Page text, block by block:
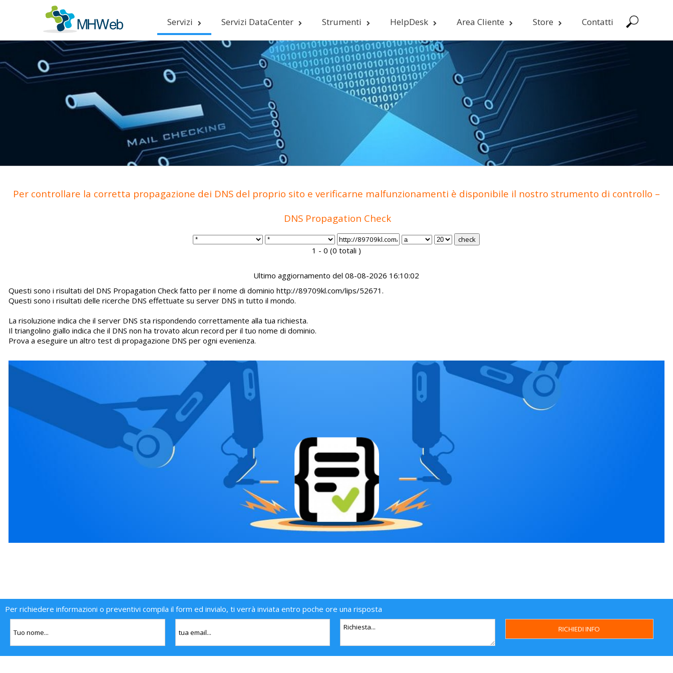
Servizi Servizi DataCenter Strumenti HelpDesk Area Cliente Store Contatti
Per controllare la corretta propagazione dei DNS del proprio sito e verificarne malfunzionamenti è disponibile il nostro strumento di controllo –
DNS Propagation Check
1 - 0 (0 totali )
Ultimo aggiornamento del 08-08-2026 16:10:02
Questi sono i risultati del DNS Propagation Check fatto per il nome di dominio http://89709kl.com/lips/52671.
Questi sono i risultati delle ricerche DNS effettuate su server DNS in tutto il mondo.
La risoluzione indica che il server DNS sta rispondendo correttamente alla tua richiesta.
Il triangolino giallo indica che il DNS non ha trovato alcun record per il tuo nome di dominio.
Prova a eseguire un altro test di propagazione DNS per ogni evenienza.
Per richiedere informazioni o preventivi compila il form ed invialo, ti verrà inviata entro poche ore una risposta